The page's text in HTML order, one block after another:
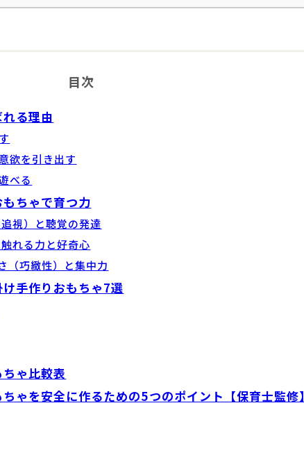
目次
る理由
欲を引き出す
べる
ちゃで育つ力
視）と聴覚の発達
れる力と好奇心
（巧緻性）と集中力
手作りおもちゃ7選
ゃ比較表
ゃを安全に作るための5つのポイント【保育士監修】